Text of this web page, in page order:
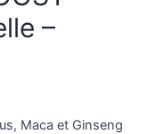
–
Maca et Ginseng